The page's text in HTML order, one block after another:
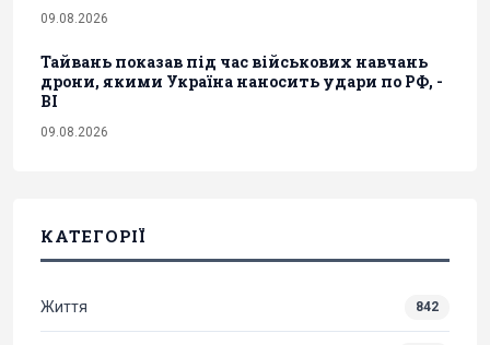
09.08.2026
Тайвань показав під час військових навчань
дрони, якими Україна наносить удари по РФ, -
BI
09.08.2026
КАТЕГОРІЇ
Життя 842